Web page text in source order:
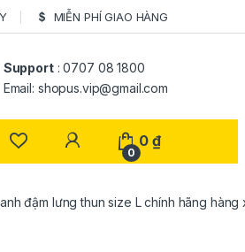
MIỄN PHÍ GIAO HÀNG
Support: 0707 08 1800
Email: shopus.vip@gmail.com
0
0₫
đậm lưng thun size L chính hãng hàng